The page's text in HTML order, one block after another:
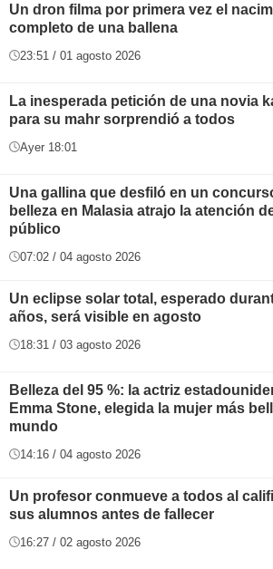
Un dron filma por primera vez el
completo de una ballena
23:51 / 01 agosto 2026
La inesperada petición de una novia
para su mahr sorprendió a todos
Ayer 18:01
Una gallina que desfiló en un
belleza en Malasia atrajo la atención
público
07:02 / 04 agosto 2026
Un eclipse solar total, esperado
años, será visible en agosto
18:31 / 03 agosto 2026
Belleza del 95 %: la actriz
Emma Stone, elegida la mujer más
mundo
14:16 / 04 agosto 2026
Un profesor conmueve a todos al
sus alumnos antes de fallecer
16:27 / 02 agosto 2026